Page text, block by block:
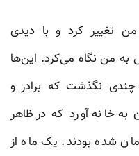
تغییر کرد و با دیدی
به من نگاه می‌کرد. این‌ها
نگذشت که برادر و
خانه آورد که در ظاهر
شده بودند. یک ماه از